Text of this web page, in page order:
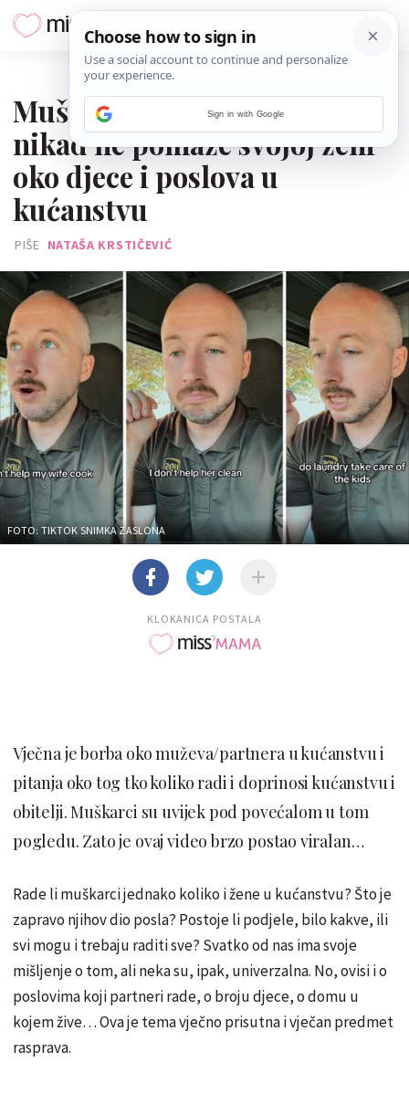
Muškarac ponosno izjavio da
nikad ne pomaže svojoj ženi
oko djece i poslova u
kućanstvu
PIŠE NATAŠA KRSTIČEVIĆ
FOTO: TIKTOK SNIMKA ZASLONA
KLOKANICA POSTALA
Vječna je borba oko muževa/partnera u kućanstvu i
pitanja oko tog tko koliko radi i doprinosi kućanstvu i
obitelji. Muškarci su uvijek pod povećalom u tom
pogledu. Zato je ovaj video brzo postao viralan…
Rade li muškarci jednako koliko i žene u kućanstvu? Što je
zapravo njihov dio posla? Postoje li podjele, bilo kakve, ili
svi mogu i trebaju raditi sve? Svatko od nas ima svoje
mišljenje o tom, ali neka su, ipak, univerzalna. No, ovisi i o
poslovima koji partneri rade, o broju djece, o domu u
kojem žive… Ova je tema vječno prisutna i vječan predmet
rasprava.
Sign in with Google